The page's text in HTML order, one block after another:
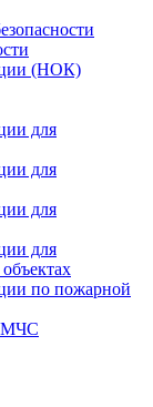
(НОК)
для
для
для
для
по пожарной
МЧС